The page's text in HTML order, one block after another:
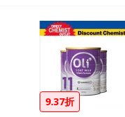
9.37折